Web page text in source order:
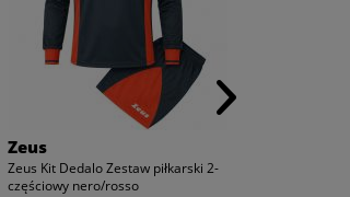
Zeus
Zeus Kit Dedalo Zestaw piłkarski 2-
częściowy nero/rosso